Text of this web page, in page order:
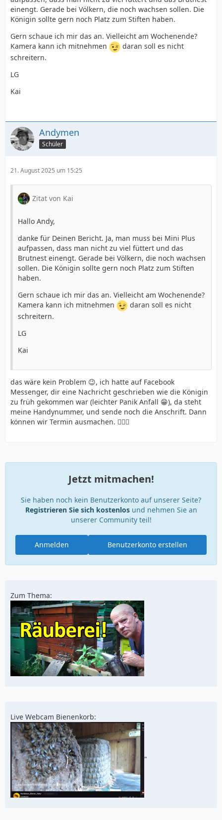
einengt. Gerade bei Völkern, die noch wachsen sollen. Die
Königin sollte gern noch Platz zum Stiften haben.
Gern schaue ich mir das an. Vielleicht am Wochenende?
Kamera kann ich mitnehmen
daran soll es nicht
schreitern.
LG
Kai
Andymen
Schüler
21. August 2025 um 15:25
Zitat von Kai
Hallo Andy,
danke für Deinen Bericht. Ja, man muss bei Mini Plus
aufpassen, dass man nicht zu viel füttert und das
Brutnest einengt. Gerade bei Völkern, die noch wachsen
sollen. Die Königin sollte gern noch Platz zum Stiften
haben.
Gern schaue ich mir das an. Vielleicht am Wochenende?
Kamera kann ich mitnehmen
daran soll es nicht
schreitern.
LG
Kai
das wäre kein Problem 😉, ich hatte auf Facebook
Messenger, dir eine Nachricht geschrieben wie die Königin
zu früh gekommen war (leichter Panik Anfall 😁), da steht
meine Handynummer, und sende noch die Anschrift. Dann
können wir Termin ausmachen. 👍🏻😊
Jetzt mitmachen!
Sie haben noch kein Benutzerkonto auf unserer Seite?
Registrieren Sie sich kostenlosund nehmen Sie an
unserer Community teil!
Benutzerkonto erstellen
Anmelden
Zum Thema:
Live Webcam Bienenkorb:
"